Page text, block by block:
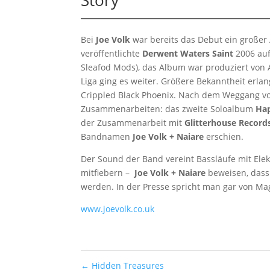
Bei Joe Volk war bereits das Debut ein
veröffentlichte Derwent Waters Saint 2006
Sleafod Mods), das Album war produziert
Liga ging es weiter. Größere Bekanntheit
Crippled Black Phoenix. Nach dem Weggang
Zusammenarbeiten: das zweite Soloalbum
der Zusammenarbeit mitGlitterhouse
Bandnamen Joe Volk + Naiare erschien.
Der Sound der Band vereint Bassläufe mit
mitfiebern – Joe Volk + Naiare beweisen,
werden. In der Presse spricht man gar von
www.joevolk.co.uk
← Hidden Treasures